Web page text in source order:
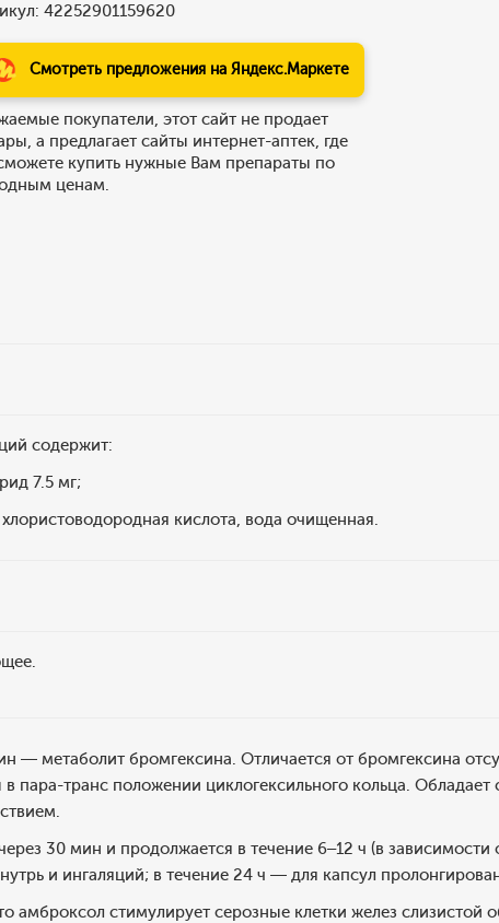
42252901159620
Смотреть предложения на Яндекс.Маркете
покупатели, этот сайт не продает
а предлагает сайты интернет-аптек, где
купить нужные Вам препараты по
ценам.
содержит:
7.5 мг;
кислота, вода очищенная.
— метаболит бромгексина. Отличается от бромгексина
пара-транс положении циклогексильного кольца.
30 мин и продолжается в течение 6–12 ч (в
и ингаляций; в течение 24 ч — для капсул
амброксол стимулирует серозные клетки желез слизистой